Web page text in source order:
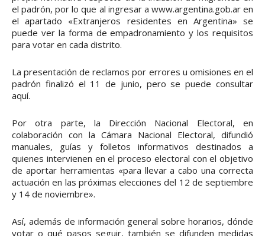
el padrón, por lo que al ingresar a www.argentina.gob.ar en
el apartado «Extranjeros residentes en Argentina» se
puede ver la forma de empadronamiento y los requisitos
para votar en cada distrito.
La presentación de reclamos por errores u omisiones en el
padrón finalizó el 11 de junio, pero se puede consultar
aquí.
Por otra parte, la Dirección Nacional Electoral, en
colaboración con la Cámara Nacional Electoral, difundió
manuales, guías y folletos informativos destinados a
quienes intervienen en el proceso electoral con el objetivo
de aportar herramientas «para llevar a cabo una correcta
actuación en las próximas elecciones del 12 de septiembre
y 14 de noviembre».
Así, además de información general sobre horarios, dónde
votar o qué pasos seguir, también se difunden medidas